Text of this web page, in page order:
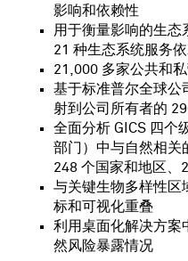
影响和依赖性
用于衡量影响的生态
21 种生态系统服务
21,000 多家公共和
基于标准普尔全球公
射到公司所有者的
全面分析 GICS 四个
部门）中与自然相关
248 个国家和地区、
与关键生物多样性区
标和可视化重叠
利用桌面化解决方案
然风险暴露情况